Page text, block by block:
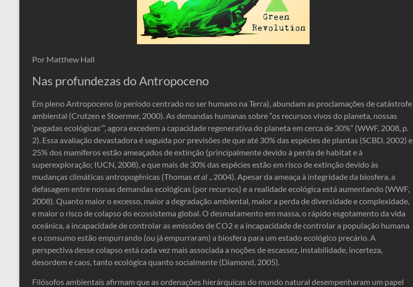
Por Matthew Hall
Nas profundezas do Antropoceno
Em pleno Antropoceno (o período centrado no ser humano na Terra), abundam as proclamações de catástrofe
ambiental (Crutzen e Stoermer, 2000). As demandas humanas sobre “os recursos vivos do planeta, nossas
‘pegadas ecológicas'”, agora excedem a capacidade regenerativa do planeta em cerca de 30%” (WWF, 2008, p.
2). Essa avaliação devastadora é seguida por previsões de que até 30% das espécies de plantas (SCBD, 2002) e
25% dos mamíferos estão ameaçados de extinção (principalmente devido à perda de habitat e à
superexploração; IUCN, 2008), e que mais de 30% das espécies estão em risco de extinção devido às
mudanças climáticas antropogênicas (Thomaset al ., 2004). Apesar da ameaça à integridade da biosfera, a
defasagem entre nossas demandas ecológicas (por recursos) e a realidade ecológica está aumentando (WWF,
2008). Quanto maior o excesso, maior a degradação ambiental, maior a perda de diversidade e complexidade,
e maior o risco de colapso do ecossistema global. O desmatamento em massa, o rápido esgotamento da vida
oceânica, a incapacidade de controlar as emissões de CO2 e a incapacidade de controlar a população humana
e o consumo estão empurrando (ou já empurraram) a biosfera para um estado ecológico precário. A
perspectiva desse colapso está cada vez mais associada a noções de escassez, instabilidade, incerteza,
desordem e caos, tanto ecológica quanto socialmente (Diamond, 2005).
Filósofos ambientais afirmam que as ordenações hierárquicas do mundo natural desempenharam um papel